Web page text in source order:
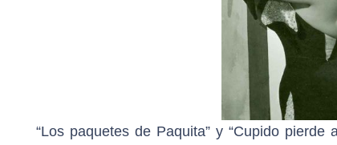
“Los paquetes de Paquita” y “Cupido